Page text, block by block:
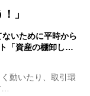
」
ないために平時から
「資産の棚卸し…
動いたり、取引環
…